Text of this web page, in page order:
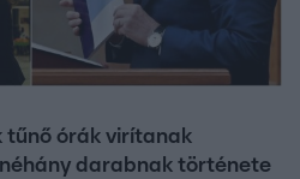
tűnő órák virítanak
darabnak története